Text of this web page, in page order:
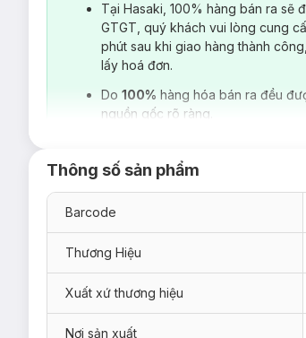
Tại Hasaki, 100% hàng bán ra sẽ
GTGT, quý khách vui lòng cung
phút sau khi giao hàng thành
lấy hoá đơn.
Do 100% hàng hóa bán ra đều
nguồn gốc rõ ràng.
Thông số sản phẩm
Barcode
Thương Hiệu
Xuất xứ thương hiệu
Nơi sản xuất